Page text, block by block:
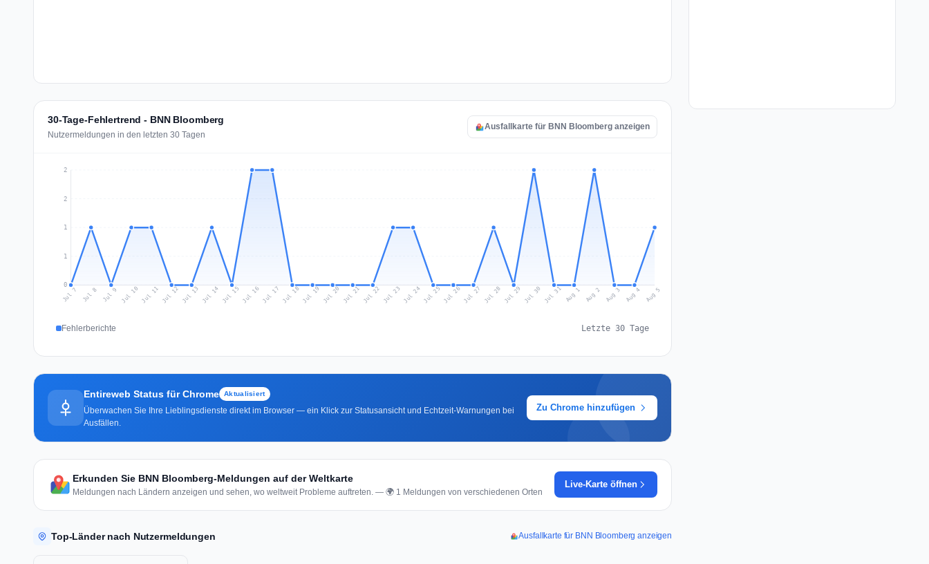
30-Tage-Fehlertrend - BNN Bloomberg
Nutzermeldungen in den letzten 30 Tagen
Ausfallkarte für BNN Bloomberg anzeigen
0
1
1
2
2
Jul 7 Jul 8 Jul 9 Jul 10 Jul 11 Jul 12 Jul 13 Jul 14 Jul 15 Jul 16Jul 17 Jul 18Jul 19 Jul 20 Jul 21 Jul 22 Jul 23 Jul 24Jul 25 Jul 26Jul 27 Jul 28 Jul 29 Jul 30 Jul 31 Aug 1 Aug 2 Aug 3 Aug 4 Aug 5
Fehlerberichte Letzte 30 Tage
Entireweb Status für Chrome Aktualisiert
Überwachen Sie Ihre Lieblingsdienste direkt im Browser — ein Klick zur Statusansicht und Echtzeit-Warnungen bei
Ausfällen.
Zu Chrome hinzufügen
Erkunden Sie BNN Bloomberg-Meldungen auf der Weltkarte
Meldungen nach Ländern anzeigen und sehen, wo weltweit Probleme auftreten. — 🌍 1 Meldungen von verschiedenen Orten
Live-Karte öffnen
Top-Länder nach Nutzermeldungen Ausfallkarte für BNN Bloomberg anzeigen